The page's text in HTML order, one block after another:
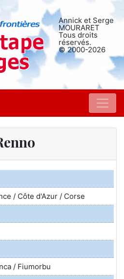
Annick et Serge
MOURARET
Tous droits
réservés.
© 2000-2026
/ Côte d'Azur / Corse
/ Fiumorbu